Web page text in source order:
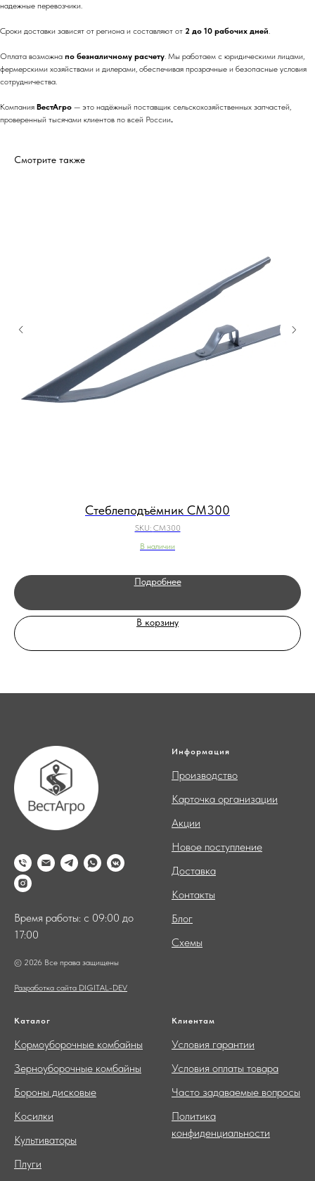
надежные перевозчики.
Сроки доставки зависят от региона и составляют от 2 до 10 рабочих дней.
Оплата возможна по безналичному расчету. Мы работаем с юридическими лицами,
фермерскими хозяйствами и дилерами, обеспечивая прозрачные и безопасные условия
сотрудничества.
Компания ВестАгро — это надёжный поставщик сельскохозяйственных запчастей,
проверенный тысячами клиентов по всей России.
Смотрите также
Стеблеподъёмник CM300
SKU: CM300
В наличии
Подробнее
В корзину
Время работы: с 09:00 до
17:00
© 2026 Все права защищены
Разработка сайта DIGITAL-DEV
Информация
Производство
Карточка организации
Акции
Новое поступление
Доставка
Контакты
Блог
Схемы
Каталог
Кормоуборочные комбайны
Зерноуборочные комбайны
Бороны дисковые
Косилки
Культиваторы
Плуги
Клиентам
Условия гарантии
Условия оплаты товара
Часто задаваемые вопросы
Политика
конфиденциальности